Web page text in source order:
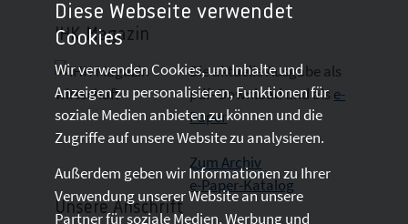
IHK-Magazin
Die aktuelle Ausgabe als
pdf- Downloadund als e-
Paper
Zum Archiv
e-Paper-Katalog
Unsere Anschrift
Diese Webseite verwendet
Cookies
Wir verwenden Cookies, um Inhalte und
Anzeigen zu personalisieren, Funktionen für
soziale Medien anbieten zu können und die
Zugriffe auf unsere Website zu analysieren.
Außerdem geben wir Informationen zu Ihrer
Verwendung unserer Website an unsere
Partner für soziale Medien, Werbung und